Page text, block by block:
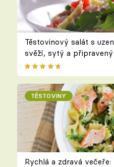
Těstovinový salát s
svěží, sytý a
TĚSTOVINY
Rychlá a zdravá